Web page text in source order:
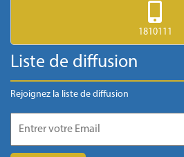
1810111
Liste de diffusion
Rejoignez la liste de diffusion